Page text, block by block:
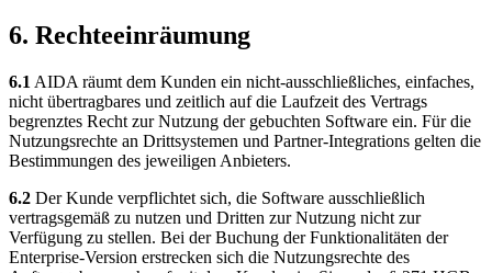
6. Rechteeinräumung
6.1 AIDA räumt dem Kunden ein nicht-ausschließliches, einfaches,
nicht übertragbares und zeitlich auf die Laufzeit des Vertrags
begrenztes Recht zur Nutzung der gebuchten Software ein. Für die
Nutzungsrechte an Drittsystemen und Partner-Integrations gelten die
Bestimmungen des jeweiligen Anbieters.
6.2 Der Kunde verpflichtet sich, die Software ausschließlich
vertragsgemäß zu nutzen und Dritten zur Nutzung nicht zur
Verfügung zu stellen. Bei der Buchung der Funktionalitäten der
Enterprise-Version erstrecken sich die Nutzungsrechte des